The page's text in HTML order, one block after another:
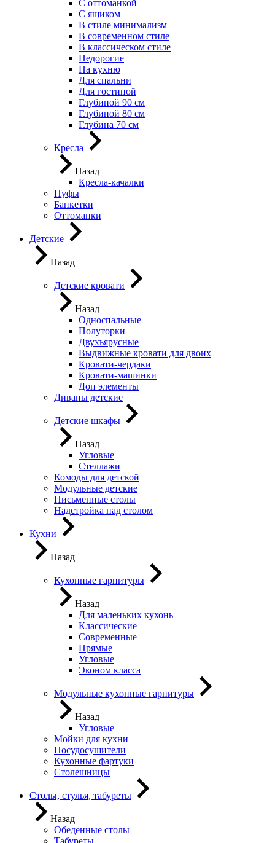
С оттоманкой
С ящиком
В стиле минимализм
В современном стиле
В классическом стиле
Недорогие
На кухню
Для спальни
Для гостиной
Глубиной 90 см
Глубиной 80 см
Глубина 70 см
Кресла
Назад
Кресла-качалки
Пуфы
Банкетки
Оттоманки
Детские
Назад
Детские кровати
Назад
Односпальные
Полуторки
Двухъярусные
Выдвижные кровати для двоих
Кровати-чердаки
Кровати-машинки
Доп элементы
Диваны детские
Детские шкафы
Назад
Угловые
Стеллажи
Комоды для детской
Модульные детские
Письменные столы
Надстройка над столом
Кухни
Назад
Кухонные гарнитуры
Назад
Для маленьких кухонь
Классические
Современные
Прямые
Угловые
Эконом класса
Модульные кухонные гарнитуры
Назад
Угловые
Мойки для кухни
Посудосушители
Кухонные фартуки
Столешницы
Столы, стулья, табуреты
Назад
Обеденные столы
Табуреты